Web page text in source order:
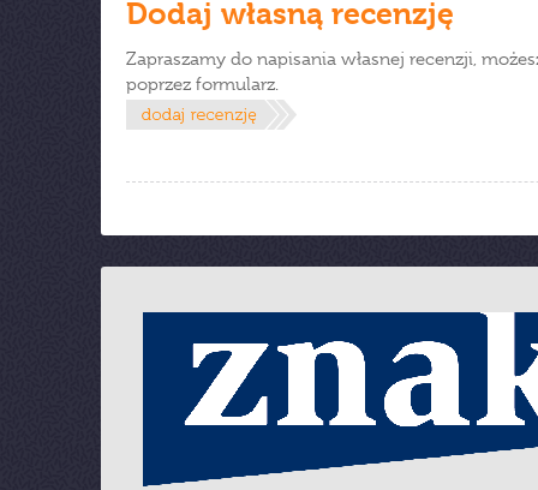
Dodaj własną recenzję
Zapraszamy do napisania własnej recenzji,
poprzez formularz.